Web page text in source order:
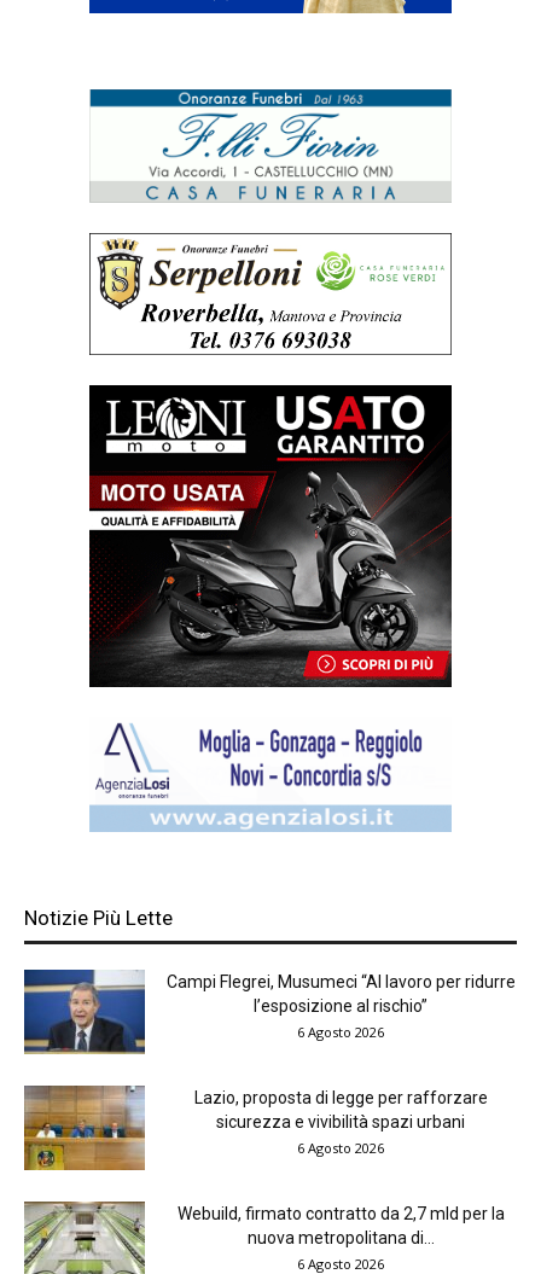
Notizie Più Lette
Campi Flegrei, Musumeci “Al lavoro per ridurre
l’esposizione al rischio”
6 Agosto 2026
Lazio, proposta di legge per rafforzare
sicurezza e vivibilità spazi urbani
6 Agosto 2026
Webuild, firmato contratto da 2,7 mld per la
nuova metropolitana di...
6 Agosto 2026